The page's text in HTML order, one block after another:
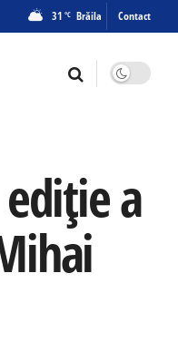
31 °C Brăila Contact
a